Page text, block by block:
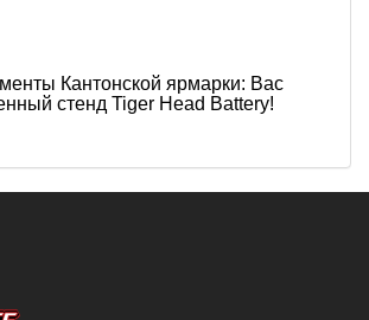
Кантонской ярмарки: Вас
стенд Tiger Head Battery!